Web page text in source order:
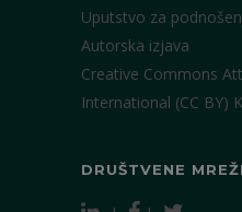
Uputstvo za
Autorska izjava
Creative Commons
International (CC BY)
DRUŠTVENE